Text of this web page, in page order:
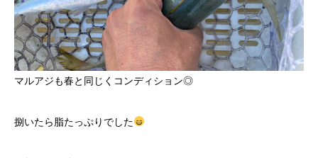
マルアジも春と同じくコンディション◎
捌いたら脂たっぷりでした